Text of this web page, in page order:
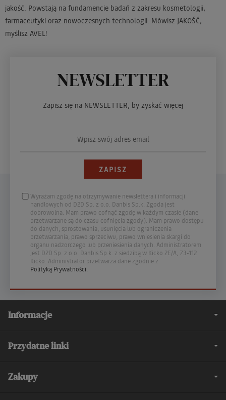
jakość. Powstają na fundamencie badań z zakresu kosmetologii,
farmaceutyki oraz nowoczesnych technologii. Mówisz JAKOŚĆ,
myślisz AVEL!
NEWSLETTER
Zapisz się na NEWSLETTER, by zyskać więcej
Wyrażam zgodę na otrzymywanie newslettera i informacji
handlowych od D2D Sp. z o.o. Danbis Sp.k. Zgoda jest
dobrowolna. Mam prawo cofnąć zgodę w każdym czasie (dane
przetwarzane są do czasu cofnięcia zgody). Mam prawo dostępu
do danych, sprostowania, usunięcia lub ograniczenia
przetwarzania, prawo sprzeciwu, prawo wniesienia skargi do
organu nadzorczego lub przeniesienia danych. Administratorem
jest D2D Sp. z o.o. Danbis Sp.k. z siedzibą w Kicko 2E/A, 73-112
Kicko. Administrator przetwarza dane zgodnie z
Polityką Prywatności.
Informacje
Przydatne linki
Zakupy